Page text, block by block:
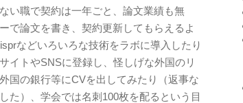
い職で契約は一年ごと、論文業績も無
で論文を書き、契約更新してもらえるよ
などいろいろな技術をラボに導入したり
イトやSNSに登録し、怪しげな外国のリ
国の銀行等にCVを出してみたり（返事な
た）、学会では名刺100枚を配るという目